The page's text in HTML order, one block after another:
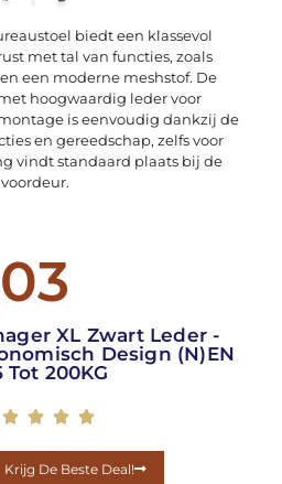
biedt een klassevol
met tal van functies, zoals
een moderne meshstof. De
hoogwaardig leder voor
is eenvoudig dankzij de
en gereedschap, zelfs voor
vindt standaard plaats bij de
voordeur.
03
XL Zwart Leder -
Design (N)EN
Tot 200KG
   
Krijg De Beste Deal!